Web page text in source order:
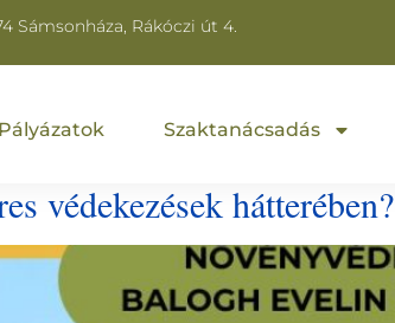
Sámsonháza, Rákóczi út 4.
Pályázatok Szaktanácsadás
védekezések hátterében?